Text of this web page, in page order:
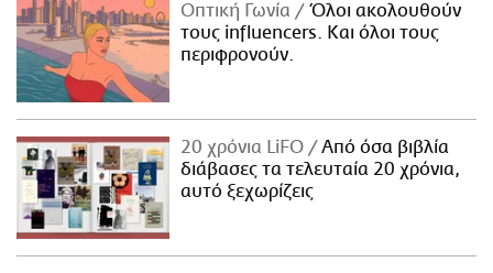
Οπτική Γωνία
Όλοι ακολουθούν
τους influencers. Και όλοι τους
περιφρονούν.
20 χρόνια LiFO
Από όσα βιβλία
διάβασες τα τελευταία 20 χρόνια,
αυτό ξεχωρίζεις